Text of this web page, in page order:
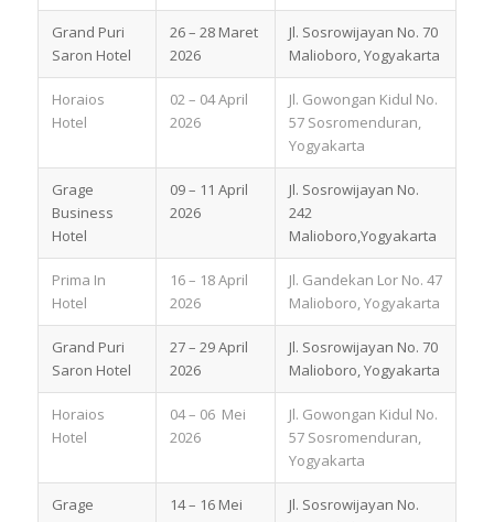
Grand Puri
Saron Hotel
26 – 28 Maret
2026
Jl. Sosrowijayan No. 70
Malioboro, Yogyakarta
Horaios
Hotel
02 – 04 April
2026
Jl. Gowongan Kidul No.
57 Sosromenduran,
Yogyakarta
Grage
Business
Hotel
09 – 11 April
2026
Jl. Sosrowijayan No.
242
Malioboro,Yogyakarta
Prima In
Hotel
16 – 18 April
2026
Jl. Gandekan Lor No. 47
Malioboro, Yogyakarta
Grand Puri
Saron Hotel
27 – 29 April
2026
Jl. Sosrowijayan No. 70
Malioboro, Yogyakarta
Horaios
Hotel
04 – 06 Mei
2026
Jl. Gowongan Kidul No.
57 Sosromenduran,
Yogyakarta
Grage
14 – 16 Mei
Jl. Sosrowijayan No.